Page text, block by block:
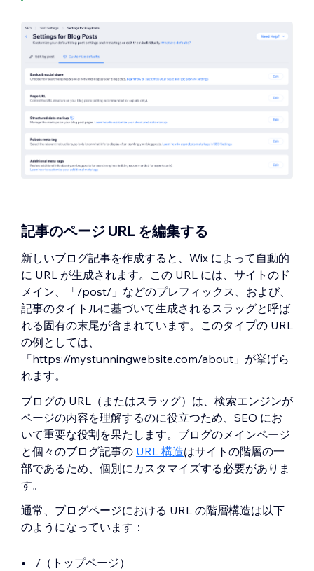
ーワードやフレーズを検索すると、
ページを見つけることができます。
「公開」をクリックします。
にタグを追加します。タグを追加す
グを追加
グを追加します。
記事のページ URL を編集する
新しいブログ記事を作成すると、Wix によって自動的
に URL が生成されます。この URL には、サイトのド
メイン、「/post/」などのプレフィックス、および、
記事のタイトルに基づいて生成されるスラッグと呼ば
れる固有の末尾が含まれています。このタイプの URL
の例としては、
「https://mystunningwebsite.com/about」が挙げら
れます。
ブログの URL（またはスラッグ）は、検索エンジンが
ページの内容を理解するのに役立つため、SEO にお
いて重要な役割を果たします。ブログのメインページ
と個々のブログ記事の URL 構造はサイトの階層の一
部であるため、個別にカスタマイズする必要がありま
す。
通常、ブログページにおける URL の階層構造は以下
のようになっています：
/（トップページ）